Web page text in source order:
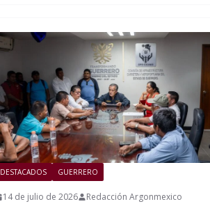
DESTACADOS GUERRERO
14 de julio de 2026 Redacción Argonmexico